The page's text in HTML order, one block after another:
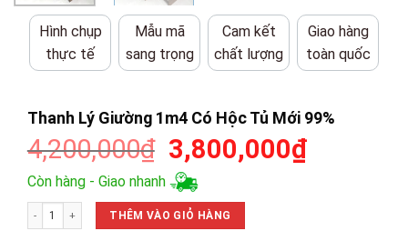
Hình chụp
thực tế
Mẫu mã
sang trọng
Cam kết
chất lượng
Giao hàng
toàn quốc
Thanh Lý Giường 1m4 Có Hộc Tủ Mới 99%
4,200,000₫ Giá
gốc
là:
4,200,000₫.
3,800,000₫Giá
Còn hàng - Giao nhanh
Thanh Lý Giường 1m4 Có Hộc Tủ Mới 99% số lượng
THÊM VÀO GIỎ HÀNG